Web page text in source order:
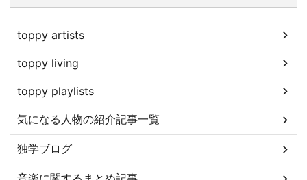
toppy artists
toppy living
toppy playlists
気になる人物の紹介記事一覧
独学ブログ